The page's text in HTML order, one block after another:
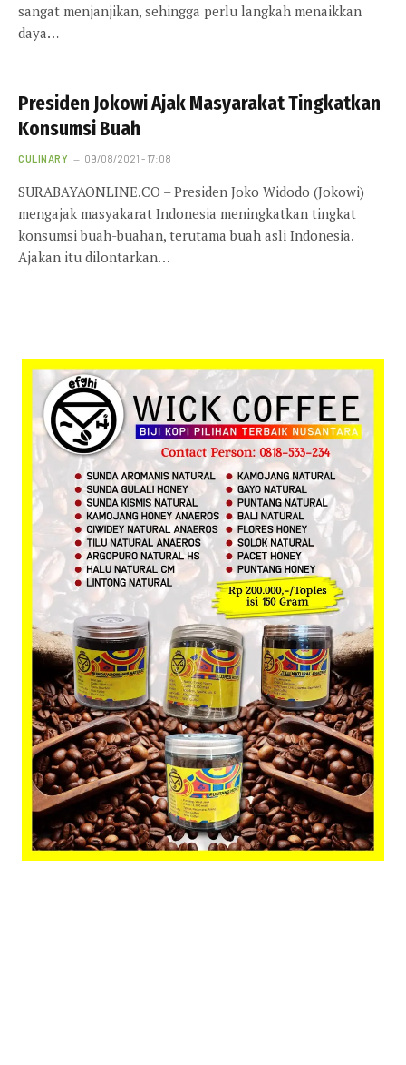
sangat menjanjikan, sehingga perlu langkah menaikkan
daya…
Presiden Jokowi Ajak Masyarakat Tingkatkan
Konsumsi Buah
CULINARY 09/08/2021 - 17:08
SURABAYAONLINE.CO – Presiden Joko Widodo (Jokowi)
mengajak masyakarat Indonesia meningkatkan tingkat
konsumsi buah-buahan, terutama buah asli Indonesia.
Ajakan itu dilontarkan…